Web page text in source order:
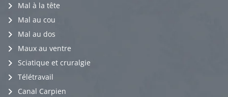
Mal à la tête
Mal au cou
Mal au dos
Maux au ventre
Sciatique et cruralgie
Télétravail
Canal Carpien